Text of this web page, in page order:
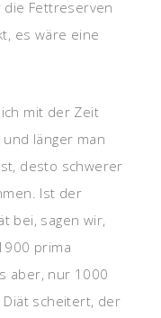
Fettreserven
es wäre eine
mit der Zeit
länger man
desto schwerer
Ist der
bei, sagen wir,
prima
aber, nur 1000
Diät scheitert, der